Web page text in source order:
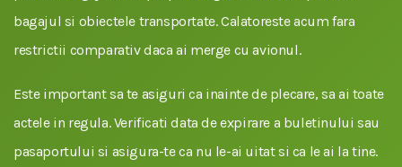
bagajul si obiectele transportate. Calatoreste acum fara
restrictii comparativ daca ai merge cu avionul.
Este important sa te asiguri ca inainte de plecare, sa ai toate
actele in regula. Verificati data de expirare a buletinului sau
pasaportului si asigura-te ca nu le-ai uitat si ca le ai la tine.